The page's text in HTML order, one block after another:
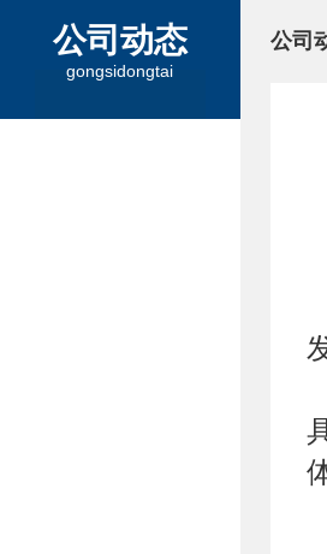
公司动态
gongsidongtai
公司